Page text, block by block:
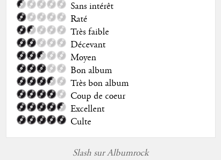
Sans intérêt
Raté
Très faible
Décevant
Moyen
Bon album
Très bon album
Coup de coeur
Excellent
Culte
Slash sur Albumrock